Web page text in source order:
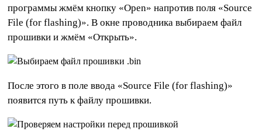
программы жмём кнопку «Open» напротив поля «Source
File (for flashing)». В окне проводника выбираем файл
прошивки и жмём «Открыть».
После этого в поле ввода «Source File (for flashing)»
появится путь к файлу прошивки.